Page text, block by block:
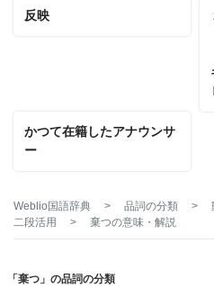
反映
かつて在籍したアナウンサ
ー
Weblio国語辞典 > 品詞の分類 >
二段活用
> 棄つの意味・解説
「棄つ」の品詞の分類